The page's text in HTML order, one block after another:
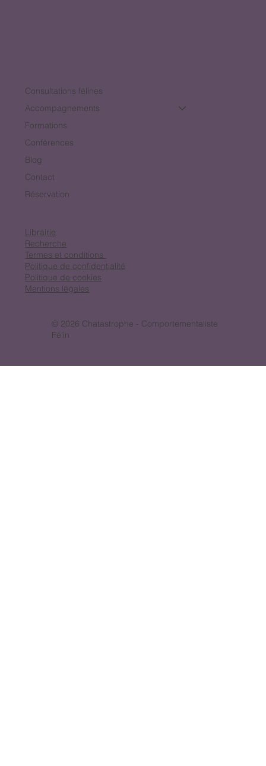
Consultations félines
Accompagnements
Formations
Conférences
Blog
Contact
Réservation
Librairie
Recherche
Termes et conditions
Politique de confidentialité
Politique de cookies
Mentions légales
© 2026 Chatastrophe - Comportementaliste
Félin